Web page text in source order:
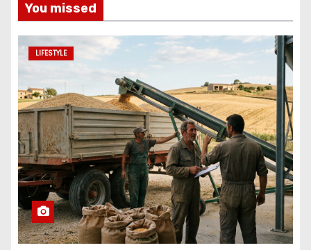
You missed
LIFESTYLE